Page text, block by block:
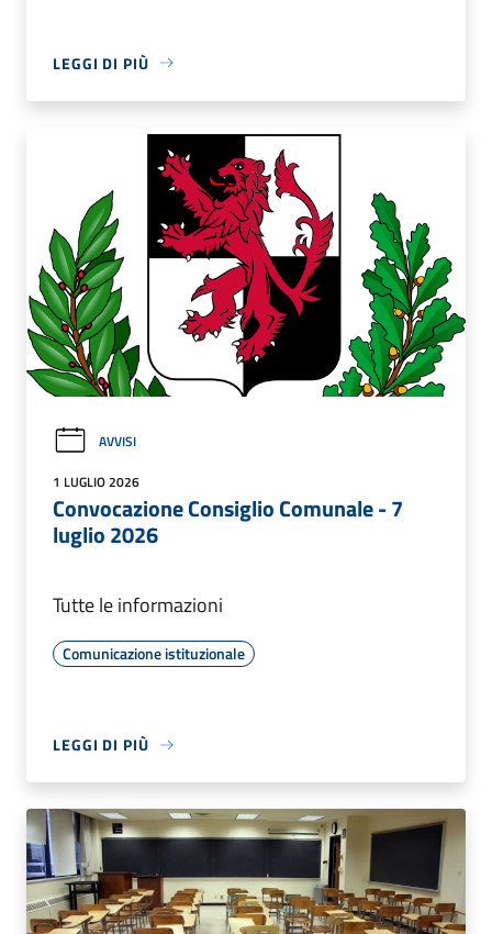
LEGGI DI PIÙ
AVVISI
1 LUGLIO 2026
Convocazione Consiglio Comunale - 7
luglio 2026
Tutte le informazioni
Comunicazione istituzionale
LEGGI DI PIÙ